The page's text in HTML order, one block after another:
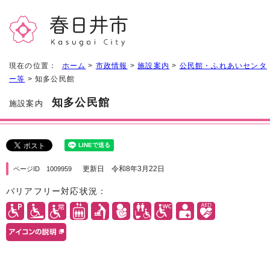
現在の位置： ホーム > 市政情報 >施設案内 > 公民館・ふれあいセンタ
ー等 > 知多公民館
施設案内 知多公民館
ページID 1009959 更新日 令和8年3月22日
バリアフリー対応状況：